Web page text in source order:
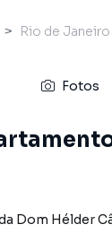
Rio de Janeiro
Fotos
Dom Hélder